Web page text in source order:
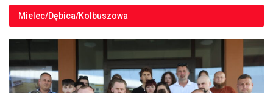
Mielec/Dębica/Kolbuszowa